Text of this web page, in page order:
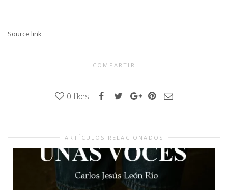
Source link
COMPARTIR
0 likes
ARTÍCULOS RELACIONADOS